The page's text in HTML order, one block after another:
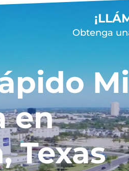
Obtenga
Mi
en
Texas